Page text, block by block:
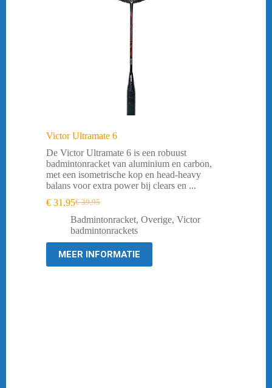
Victor Ultramate 6
De Victor Ultramate 6 is een robuust
badmintonracket van aluminium en carbon,
met een isometrische kop en head-heavy
balans voor extra power bij clears en ...
€39,95
Oorspronkelijke
prijs
was:
€ 31,95Huidige
prijs
is:
Badmintonracket, Overige, Victor
badmintonrackets
MEER INFORMATIE